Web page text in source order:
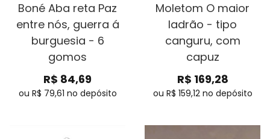
Boné Aba reta Paz
entre nós, guerra á
burguesia - 6
gomos
R$ 84,69
ou R$ 79,61 no depósito
Moletom O maior
ladrão - tipo
canguru, com
capuz
R$ 169,28
ou R$ 159,12 no depósito